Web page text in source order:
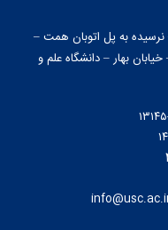
نرسیده به پل اتوبان همت –
بهار – دانشگاه علم و